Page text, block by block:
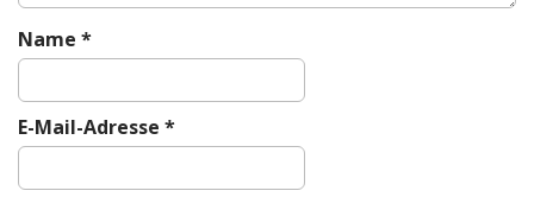
Name *
E-Mail-Adresse *